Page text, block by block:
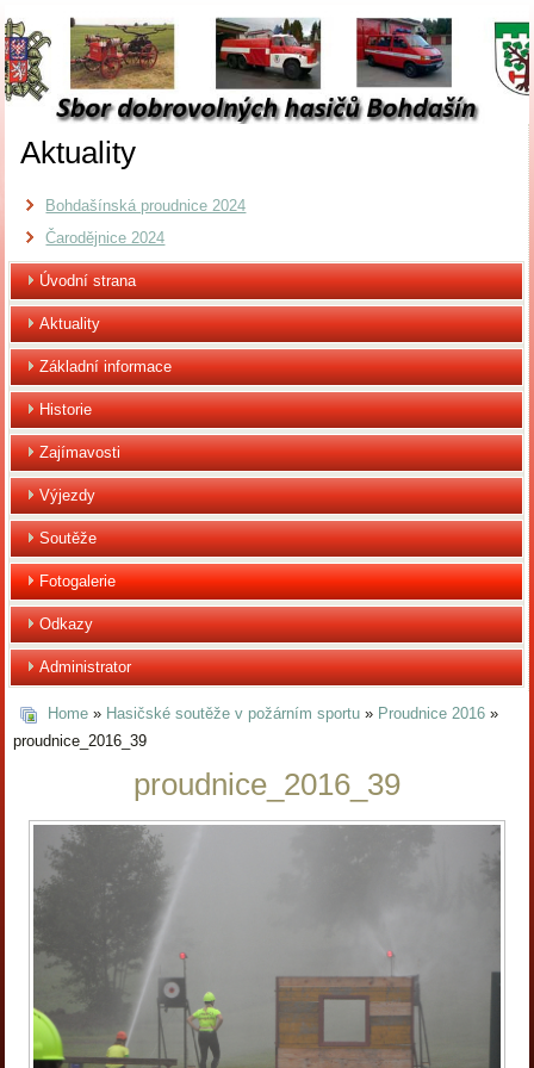
Aktuality
Bohdašínská proudnice 2024
Čarodějnice 2024
Úvodní strana
Aktuality
Základní informace
Historie
Zajímavosti
Výjezdy
Soutěže
Fotogalerie
Odkazy
Administrator
Home» Hasičské soutěže v požárním sportu» Proudnice 2016»
proudnice_2016_39
proudnice_2016_39